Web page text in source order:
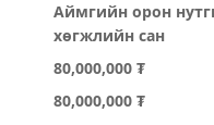
Аймгийн орон
хөгжлийн сан
80,000,000 ₮
80,000,000 ₮